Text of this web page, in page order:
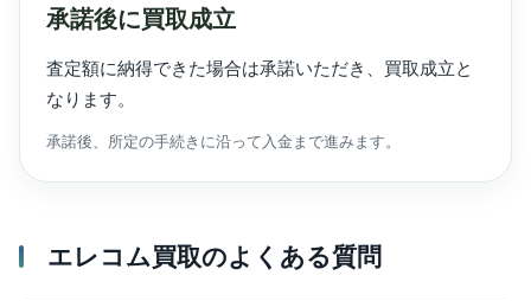
承諾後に買取成立
査定額に納得できた場合は承諾いただき、買取成立と
なります。
承諾後、所定の手続きに沿って入金まで進みます。
エレコム買取のよくある質問